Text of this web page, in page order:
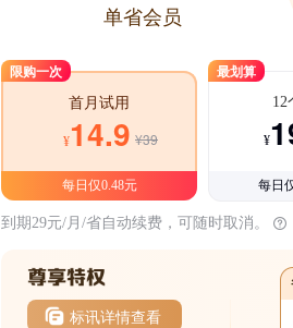
单省会员
限购一次
首月试用
¥14.9 ¥39
每日仅0.48元
最划算
12
¥
每日
到期29元/月/省自动续费，可随时取消。
标讯详情查看